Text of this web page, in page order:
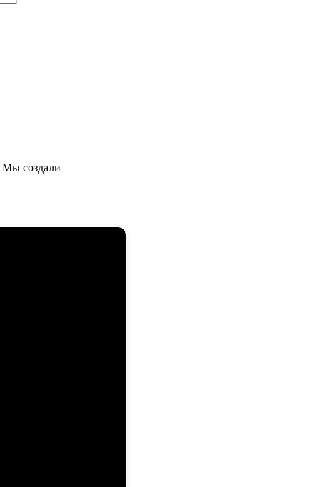
Мы создали